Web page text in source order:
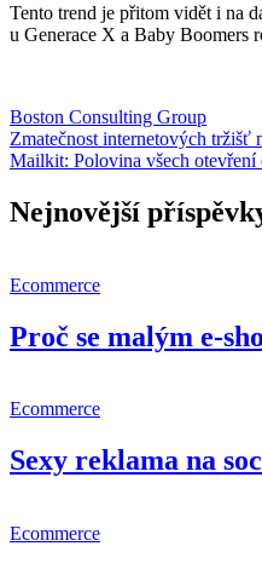
Tento trend je přitom vidět i na
u Generace X a Baby Boomers
Boston Consulting Group
Navigace
pro
příspěvek
Zmatečnost internetových tržišť
Mailkit: Polovina všech
Nejnovější
Ecommerce
Proč se malým e-
Ecommerce
Sexy reklama na
Ecommerce